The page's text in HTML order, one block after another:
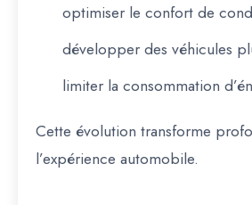
optimiser le confort de
développer des véhicules
limiter la consommation
Cette évolution transforme
l’expérience automobile.